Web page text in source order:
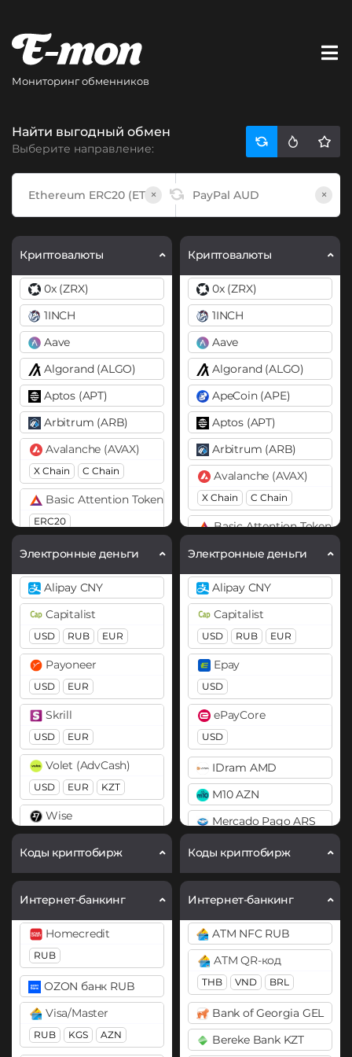
Мониторинг обменников
Найти выгодный обмен
Выберите направление:
× ×
Криптовалюты
0x (ZRX)
1INCH
Aave
Algorand (ALGO)
Aptos (APT)
Arbitrum (ARB)
Avalanche (AVAX)
X Chain C Chain
Basic Attention Token (BAT)
ERC20
Binance Coin (BNB)
BEP20
Bitcoin (BTC)
BTC BEP20
ARB
AVAXC
Bitcoin Cash (BCH)
Bitcoin SV (BSV)
Cardano (ADA)
Chainlink (LINK)
ERC20
Compound (COMP)
Cosmos (ATOM)
Curve (CRV)
Decentraland (MANA)
Dogecoin (DOGE)
DOGE
Polkadot (DOT)
DOT
Электронные деньги
Alipay CNY
Capitalist
USD RUB EUR
Payoneer
USD EUR
Skrill
USD EUR
Volet (AdvCash)
USD EUR KZT
Wise
USD
Коды криптобирж
Интернет-банкинг
Homecredit
RUB
OZON банк RUB
Visa/Master
RUB KGS AZN
Криптовалюты
0x (ZRX)
1INCH
Aave
Algorand (ALGO)
ApeCoin (APE)
Aptos (APT)
Arbitrum (ARB)
Avalanche (AVAX)
X Chain C Chain
Basic Attention Token
Binance Coin (BNB)
BEP20 BEP2
Bitcoin (BTC)
BTC BEP20
Lightning
OP
ARB
Bitcoin Cash (BCH)
Bitcoin SV (BSV)
BitTorrent (BTT)
Cardano (ADA)
Chainlink (LINK)
BEP20 ERC20
Chiliz (CHZ)
Compound (COMP)
Cronos (CRO)
Curve (CRV)
DAI
ERC20
DASH
Электронные деньги
Alipay CNY
Capitalist
USD RUB EUR
Epay
USD
ePayCore
USD
IDram AMD
M10 AZN
Mercado Pago ARS
MoneyGo
Neteller
USD EUR
NixMoney
USD
Payeer
USD EUR
Payoneer
Коды криптобирж
Интернет-банкинг
ATM NFC RUB
ATM QR-код
THB VND BRL
Bank of Georgia GEL
Bereke Bank KZT